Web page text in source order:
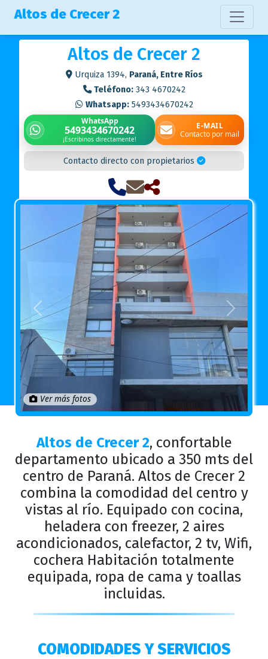
Altos de Crecer 2
Altos de Crecer 2
Urquiza 1394, Paraná, Entre Ríos
Teléfono:343 4670242
Whatsapp:5493434670242
WhatsApp
5493434670242
¡Escribinos directamente!
E-MAIL
Contacto por mail
Contacto directo con propietarios
Anterior Próximo
Ver más fotos
Altos de Crecer 2, confortable
departamento ubicado a 350 mts del
centro de Paraná. Altos de Crecer 2
combina la comodidad del centro y
vistas al río. Equipado con cocina,
heladera con freezer, 2 aires
acondicionados, calefactor, 2 tv, Wifi,
cochera Habitación totalmente
equipada, ropa de cama y toallas
incluidas.
COMODIDADES Y SERVICIOS